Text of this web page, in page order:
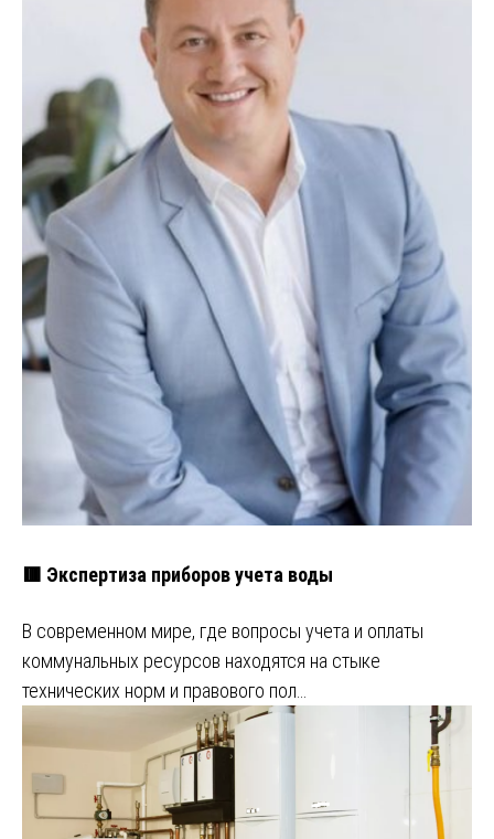
🟥 Экспертиза приборов учета воды
В современном мире, где вопросы учета и оплаты
коммунальных ресурсов находятся на стыке
технических норм и правового пол…